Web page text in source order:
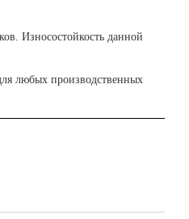
Износостойкость данной
любых производственных